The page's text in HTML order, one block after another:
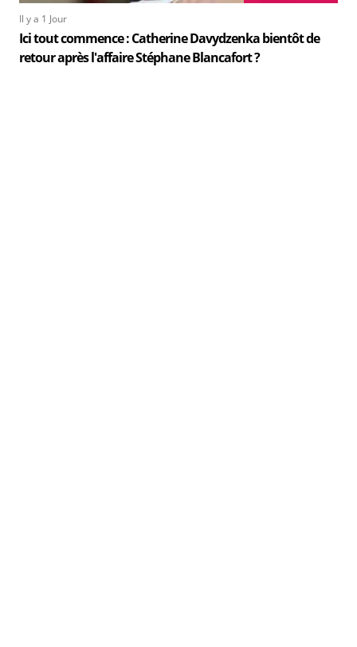
Il y a 1 Jour
Ici tout commence : Catherine Davydzenka bientôt de
retour après l'affaire Stéphane Blancafort ?